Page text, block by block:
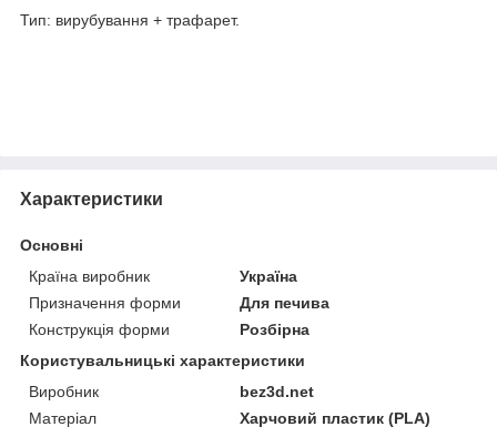
Тип: вирубування + трафарет.
Характеристики
Основні
Країна виробник
Україна
Призначення форми
Для печива
Конструкція форми
Розбірна
Користувальницькі характеристики
Виробник
bez3d.net
Матеріал
Харчовий пластик (PLA)